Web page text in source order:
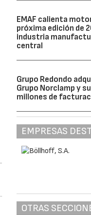
EMAF calienta
próxima edición de
industria
central
Grupo Redondo
Grupo Norclamp y
millones de
EMPRESAS
OTRAS